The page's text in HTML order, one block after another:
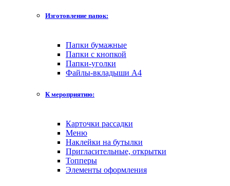
Изготовление папок:
Папки бумажные
Папки с кнопкой
Папки-уголки
Файлы-вкладыши А4
К мероприятию:
Карточки рассадки
Меню
Наклейки на бутылки
Пригласительные, открытки
Топперы
Элементы оформления